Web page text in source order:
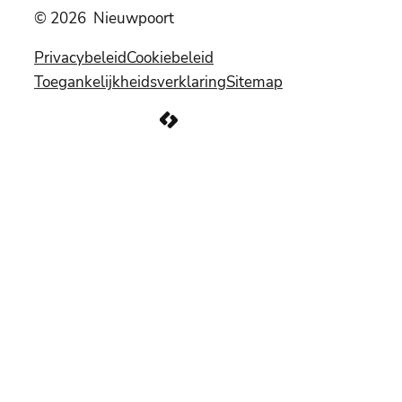
© 2026 Nieuwpoort
PrivacybeleidCookiebeleid
ToegankelijkheidsverklaringSitemap